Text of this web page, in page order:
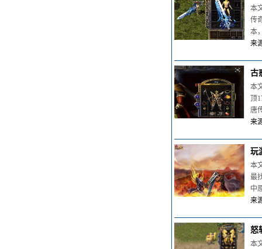
本
传
本
来
古
本
顶
唐
来
玩
本
最
中
来
怒
本